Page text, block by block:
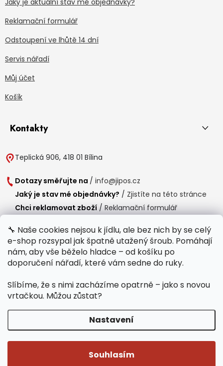
🔧 Naše cookies nejsou k jídlu, ale bez nich by se celý
e-shop rozsypal jak špatně utažený šroub. Pomáhají
nám, aby vše běželo hladce – od košíku po
doporučení nářadí, které vám sedne do ruky.
Slíbíme, že s nimi zacházíme opatrně – jako s novou
vrtačkou. Můžou zůstat?
Nastavení
Souhlasím
Jaký je aktuální stav mé objednávky?
Reklamační formulář
Odstoupení ve lhůtě 14 dní
Servis nářadí
Můj účet
Košík
Kontakty
Teplická 906, 418 01 Bílina
Dotazy směřujte na / info@jipos.cz
Jaký je stav mé objednávky? / Zjistíte na této stránce
Chci reklamovat zboží / Reklamační formulář
Provozní doba
Po-Čt /
8:00 - 15:00
Polední přestávka /11:00 - 11:30
Běží na Shoptet Premium/Webdesign mi-ma.cz
Copyright 2026Jipos.cz. Všechna práva vyhrazena.Upravit nastavení
cookies